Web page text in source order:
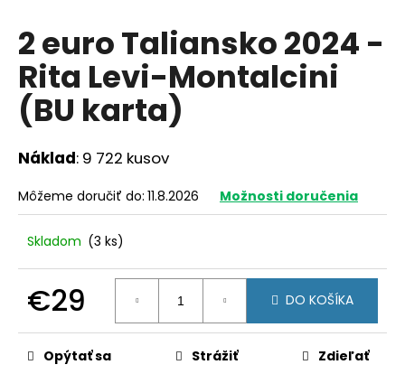
2 euro Taliansko 2024 -
Rita Levi-Montalcini
(BU karta)
Náklad: 9 722 kusov
Môžeme doručiť do: 11.8.2026 Možnosti doručenia
Skladom (3 ks)
€29
cena:
DO KOŠÍKA
Opýtať sa Strážiť Zdieľať
j
s
ť
?
O
d
p
o